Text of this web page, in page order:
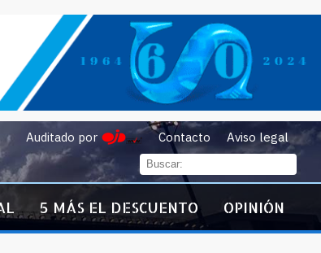
Auditado por Contacto Aviso legal
5 MÁS EL DESCUENTO OPINIÓN